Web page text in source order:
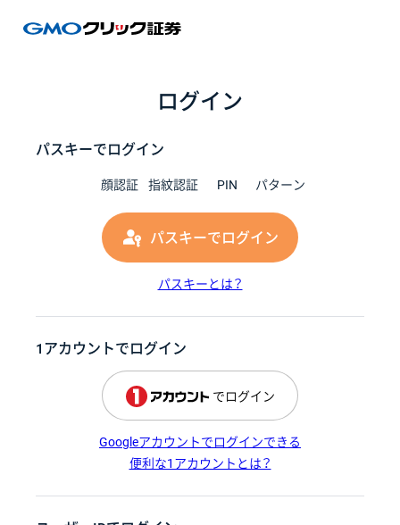
ログイン
パスキーでログイン
顔認証 指紋認証 PIN パターン
パスキーでログイン
パスキーとは？
1アカウントでログイン
でログイン
Googleアカウントでログインできる
便利な1アカウントとは？